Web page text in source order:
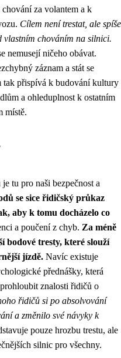
za volantem a k
Cílem není trestat, ale spíše
vlastním chováním na silnici.
nemusejí ničeho obávat.
záznam a stát se
tak přispívá k budování kultury
a ohleduplnost k ostatním
místě.
tu pro naši bezpečnost a
se sice řidičský průkaz
aby k tomu docházelo co
a poučení z chyb. Za méně
bodové tresty, které slouží
jízdě. Navíc existuje
přednášky, která
znalosti řidičů o
řidičů si po absolvování
a změnilo své návyky k
pouze hrozbu trestu, ale
silnic pro všechny.